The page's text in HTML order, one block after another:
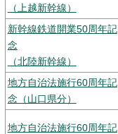
（上越新幹線）
新幹線鉄道開業50周年記
念
（北陸新幹線）
地方自治法施行60周年記
念（山口県分）
地方自治法施行60周年記